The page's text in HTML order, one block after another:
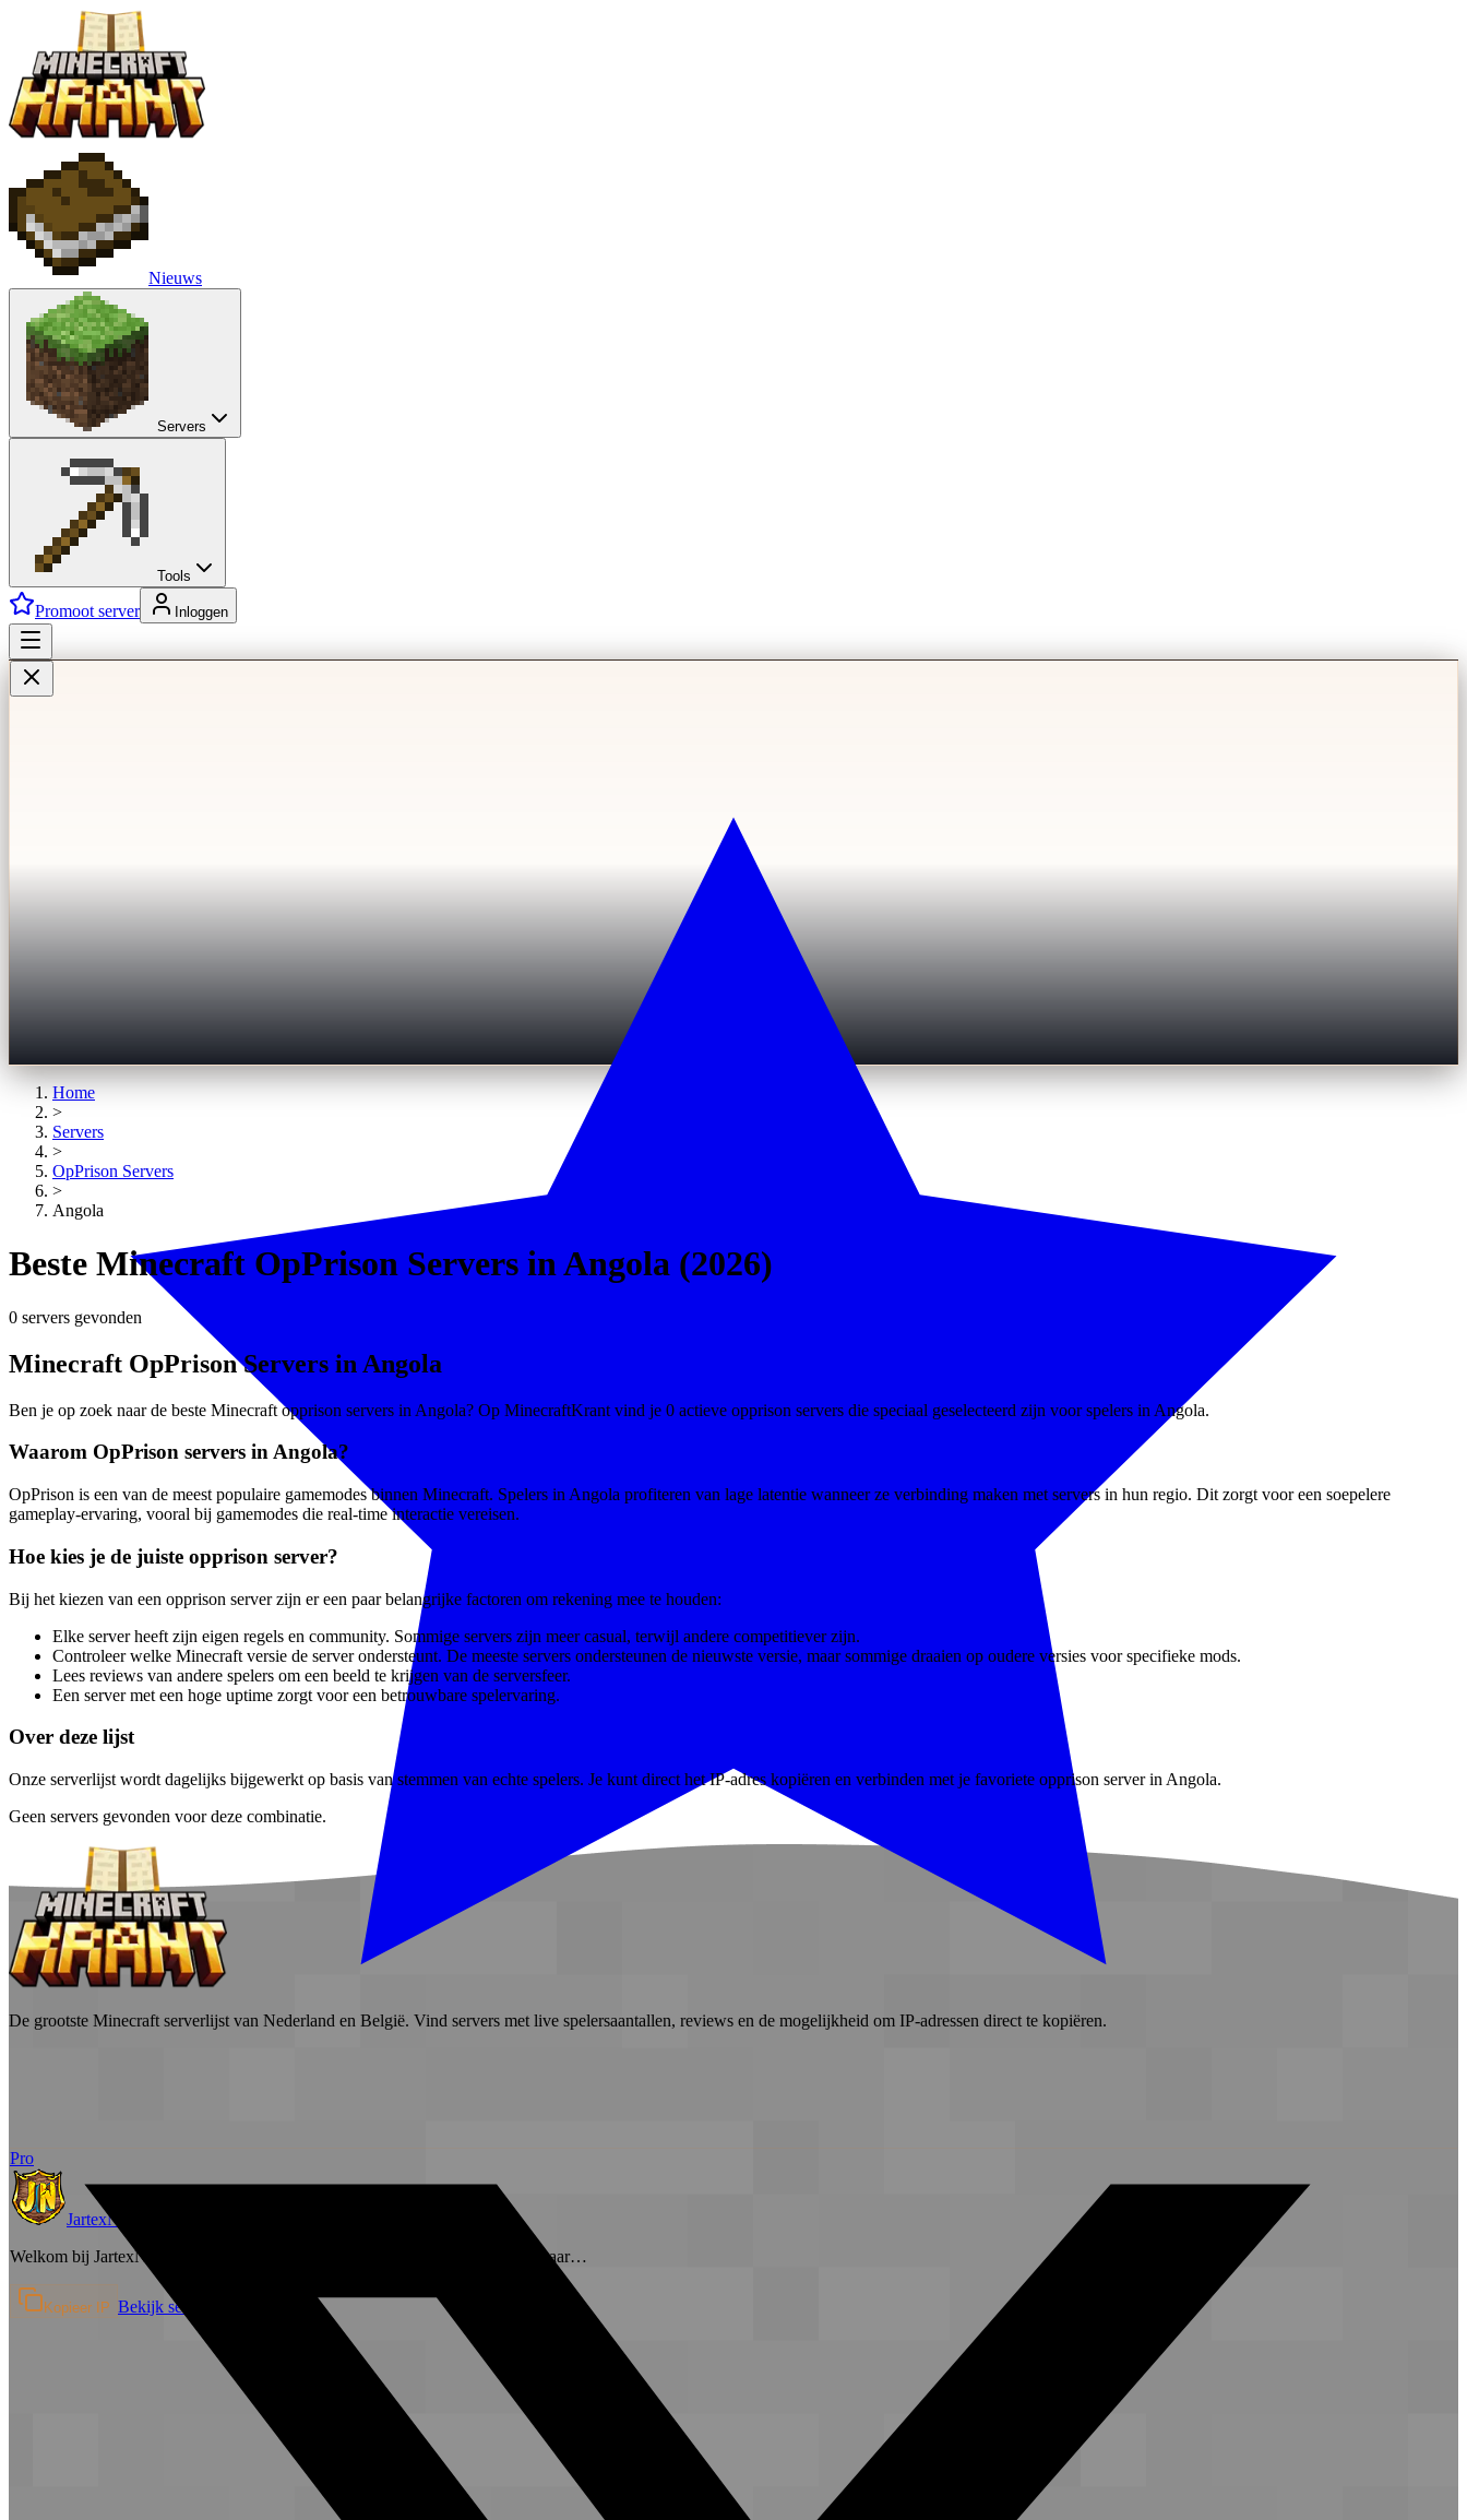
Nieuws
Servers
Tools
Promoot server Inloggen
Pro
JartexNetwork
Welkom bij JartexNetwork JartexNetwork is een populaire Minecraft-server waar…
Kopieer IP Bekijk server →
Home
>
Servers
>
OpPrison Servers
>
Angola
Beste Minecraft OpPrison Servers in Angola (2026)
0 servers gevonden
Minecraft OpPrison Servers in Angola
Ben je op zoek naar de beste Minecraft opprison servers in Angola? Op MinecraftKrant vind je 0 actieve opprison servers die speciaal geselecteerd zijn voor spelers in Angola.
Waarom OpPrison servers in Angola?
OpPrison is een van de meest populaire gamemodes binnen Minecraft. Spelers in Angola profiteren van lage latentie wanneer ze verbinding maken met servers in hun regio. Dit zorgt voor een soepelere
gameplay-ervaring, vooral bij gamemodes die real-time interactie vereisen.
Hoe kies je de juiste opprison server?
Bij het kiezen van een opprison server zijn er een paar belangrijke factoren om rekening mee te houden:
Elke server heeft zijn eigen regels en community. Sommige servers zijn meer casual, terwijl andere competitiever zijn.
Controleer welke Minecraft versie de server ondersteunt. De meeste servers ondersteunen de nieuwste versie, maar sommige draaien op oudere versies voor specifieke mods.
Lees reviews van andere spelers om een beeld te krijgen van de serversfeer.
Een server met een hoge uptime zorgt voor een betrouwbare spelervaring.
Over deze lijst
Onze serverlijst wordt dagelijks bijgewerkt op basis van stemmen van echte spelers. Je kunt direct het IP-adres kopiëren en verbinden met je favoriete opprison server in Angola.
Geen servers gevonden voor deze combinatie.
De grootste Minecraft serverlijst van Nederland en België. Vind servers met live spelersaantallen, reviews en de mogelijkheid om IP-adressen direct te kopiëren.